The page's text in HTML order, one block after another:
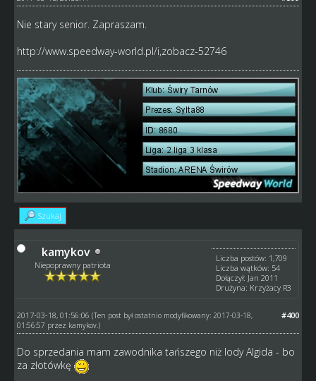
Nie stary senior. Zapraszam.
http://www.speedway-world.pl/i,zobacz-52746
Szukaj
kamykov
Niepoprawny patriota
Liczba postów: 1,709
Liczba wątków: 54
Dołączył: Jan 2011
Drużyna: Krzyżacy R3
#400
2017-03-18, 01:56:06 (Ten post był ostatnio modyfikowany: 2017-03-18,
01:56:57 przez kamykov.)
Do sprzedania mam zawodnika tańszego niż lody Algida - bo
za złotówkę